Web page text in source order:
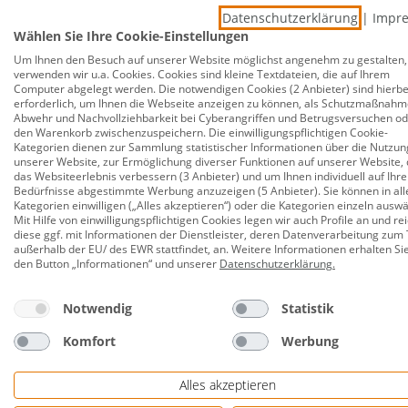
Wolfcraft Handschleifer 115
12,89 €
Beschreibung Bewertungen
Wolfcraft Profil-Verbindungszange
Produktnummer:0760301283
für C- und U-Metallprofile (max. 2 x 0,6 mm
schnelles und einfaches Verbinden von Stahl-
zur dauerhaften Verbindung von zwei Ständer-
minimaler Kraftaufwand durch optimale
Datenschutzerklärung |
Wählen Sie Ihre Cookie-Einstellungen
Um Ihnen den Besuch auf unserer Website möglichst angenehm zu gestalten,
verwenden wir u.a. Cookies. Cookies sind kleine Textdateien, die auf Ihrem
Computer abgelegt werden. Die notwendigen Cookies (2 Anbieter) sind
erforderlich, um Ihnen die Webseite anzeigen zu können, als
Abwehr und Nachvollziehbarkeit bei Cyberangriffen und Betrugsversuchen
den Warenkorb zwischenzuspeichern. Die einwilligungspflichtigen Cookie-
Kategorien dienen zur Sammlung statistischer Informationen über die
unserer Website, zur Ermöglichung diverser Funktionen auf unserer Website,
das Websiteerlebnis verbessern (3 Anbieter) und um Ihnen individuell auf Ihre
Bedürfnisse abgestimmte Werbung anzuzeigen (5 Anbieter). Sie können in
Kategorien einwilligen („Alles akzeptieren“) oder die Kategorien einzeln
Mit Hilfe von einwilligungspflichtigen Cookies legen wir auch Profile an und
diese ggf. mit Informationen der Dienstleister, deren Datenverarbeitung zum
außerhalb der EU/ des EWR stattfindet, an. Weitere Informationen erhalten
den Button „Informationen“ und unserer Datenschutzerklärung.
Notwendig
Statistik
Komfort
Werbung
Alles akzeptieren